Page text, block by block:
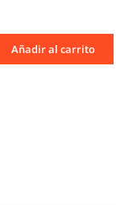
Añadir al carrito